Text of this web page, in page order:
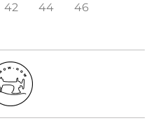
42 44
46